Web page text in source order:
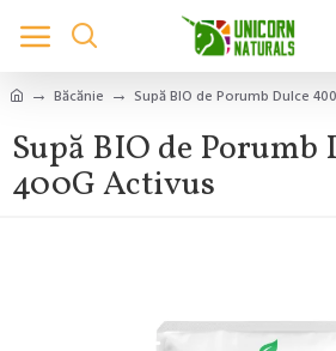
Băcănie Supă BIO de Porumb Dulce
Supă BIO de Porumb
400G Activus